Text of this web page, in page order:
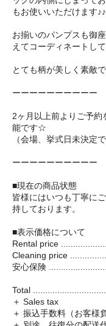
もお使いいただけます
お揃いのパンプスも御
えてコーディネートし
とても柄が美しく素敵
ーーーーーーーーーー
2ヶ月以上前よりご予
能です☆
（会場、挙式日未決定
ーーーーーーーーーー
■現在の商品状態
皆様にはいつも丁寧に
持しております。
■表示価格について
Rental price
Cleaning price
安心保険
Total
＋ Sales tax
＋ 振込手数料（お客様